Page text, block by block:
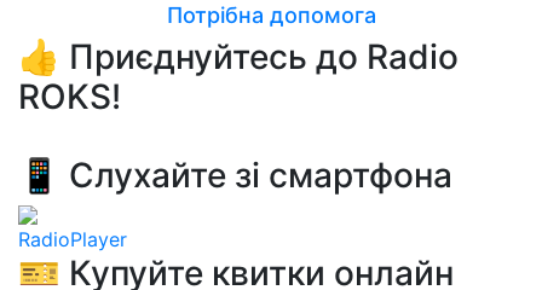
Потрібна допомога
👍 Приєднуйтесь до Radio
ROKS!
📱 Слухайте зі смартфона
RadioPlayer
🎫 Купуйте квитки онлайн